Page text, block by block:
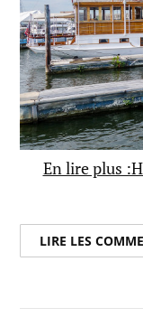
En lire plus
LIRE LES